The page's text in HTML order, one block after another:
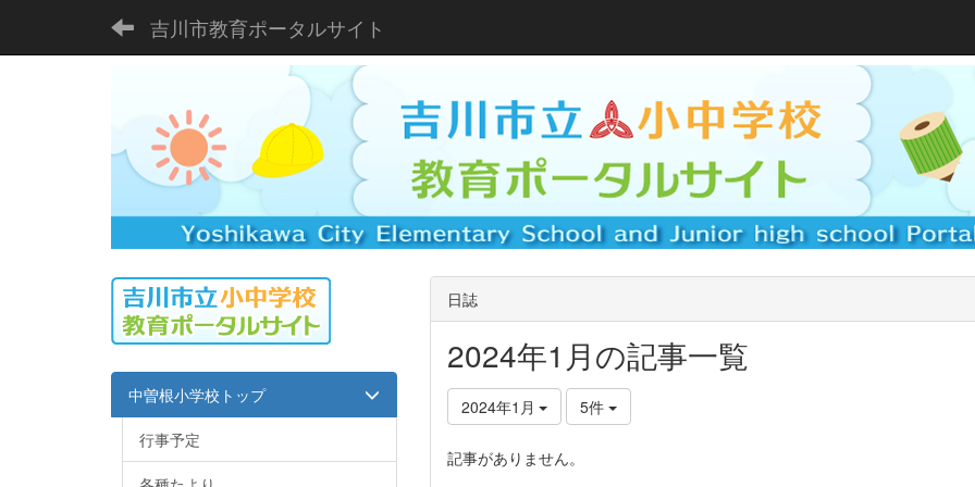
吉川市教育ポータルサイト
日誌
2024年1月の記事一覧
2024年1月 5件
記事がありません。
中曽根小学校トップ
行事予定